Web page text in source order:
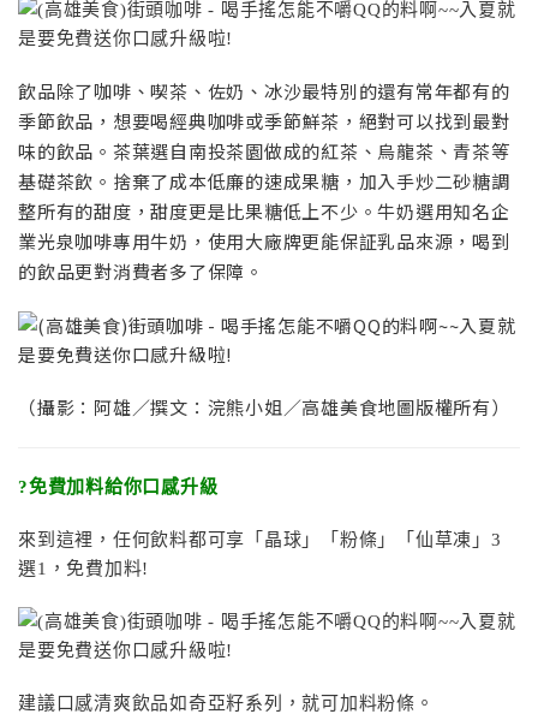
飲品除了咖啡、喫茶、佐奶、冰沙最特別的還有常年都有的
季節飲品，想要喝經典咖啡或季節鮮茶，絕對可以找到最對
味的飲品。茶葉選自南投茶園做成的紅茶、烏龍茶、青茶等
基礎茶飲。捨棄了成本低廉的速成果糖，加入手炒二砂糖調
整所有的甜度，甜度更是比果糖低上不少。牛奶選用知名企
業光泉咖啡專用牛奶，使用大廠牌更能保証乳品來源，喝到
的飲品更對消費者多了保障。
（攝影：阿雄／撰文：浣熊小姐／高雄美食地圖版權所有）
?免費加料給你口感升級
來到這裡，任何飲料都可享「晶球」「粉條」「仙草凍」3
選1，免費加料!
建議口感清爽飲品如奇亞籽系列，就可加料粉條。